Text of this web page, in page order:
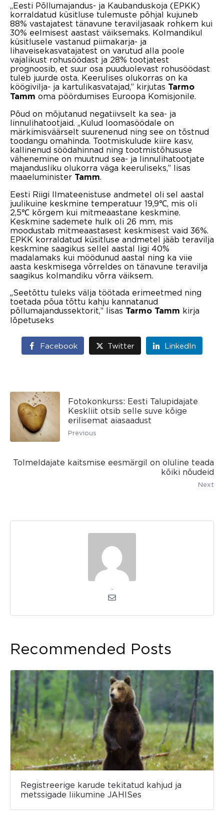
„Eesti Põllumajandus- ja Kaubanduskoja (EPKK)
korraldatud küsitluse tulemuste põhjal kujuneb
88% vastajatest tänavune teraviljasaak rohkem kui
30% eelmisest aastast väiksemaks. Kolmandikul
küsitlusele vastanud piimakarja- ja
lihaveisekasvatajatest on varutud alla poole
vajalikust rohusöödast ja 28% tootjatest
prognoosib, et suur osa puuduolevast rohusöödast
tuleb juurde osta. Keerulises olukorras on ka
köögivilja- ja kartulikasvatajad,” kirjutas Tarmo
Tamm oma pöördumises Euroopa Komisjonile.
Põud on mõjutanud negatiivselt ka sea- ja
linnulihatootjaid. „Kulud loomasöödale on
märkimisväärselt suurenenud ning see on tõstnud
toodangu omahinda. Tootmiskulude kiire kasv,
kallinenud söödahinnad ning tootmistõhususe
vähenemine on muutnud sea- ja linnulihatootjate
majandusliku olukorra väga keeruliseks,” lisas
maaeluminister Tamm.
Eesti Riigi Ilmateenistuse andmetel oli sel aastal
juulikuine keskmine temperatuur 19,9℃, mis oli
2,5℃ kõrgem kui mitmeaastane keskmine.
Keskmine sademete hulk oli 26 mm, mis
moodustab mitmeaastasest keskmisest vaid 36%.
EPKK korraldatud küsitluse andmetel jääb teravilja
keskmine saagikus sellel aastal ligi 40%
madalamaks kui möödunud aastal ning ka viie
aasta keskmisega võrreldes on tänavune teravilja
saagikus kolmandiku võrra väiksem.
„Seetõttu tuleks välja töötada erimeetmed ning
toetada põua tõttu kahju kannatanud
põllumajandussektorit,” lisas Tarmo Tamm kirja
lõpetuseks
Facebook Twitter LinkedIn
Fotokonkurss: Eesti Talupidajate
Keskliit otsib selle suve kõige
erilisemat aiasaadust
Previous
Tolmeldajate kaitsmise eesmärgil on oluline teada
kõiki nõudeid
Next
Recommended Posts
Registreerige karude tekitatud kahjud ja
metssigade liikumine JAHISes